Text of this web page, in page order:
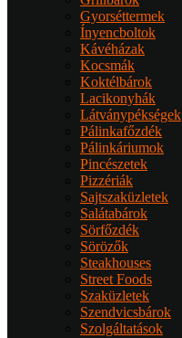
Gyorséttermek
Ínyencboltok
Kávéházak
Kocsmák
Koktélbárok
Lacikonyhák
Látványpékségek
Pálinkafőzdék
Pálinkáriumok
Pincészetek
Pizzériák
Sajtszaküzletek
Salátabárok
Sörfőzdék
Sörözők
Steakhouses
Street Foods
Szaküzletek
Szendvicsbárok
Szolgáltatások